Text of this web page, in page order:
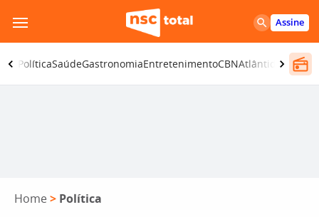
para
o
conteúdo
Assine
PolíticaSaúdeGastronomiaEntretenimentoCBNAtlântida SC
Home > Política